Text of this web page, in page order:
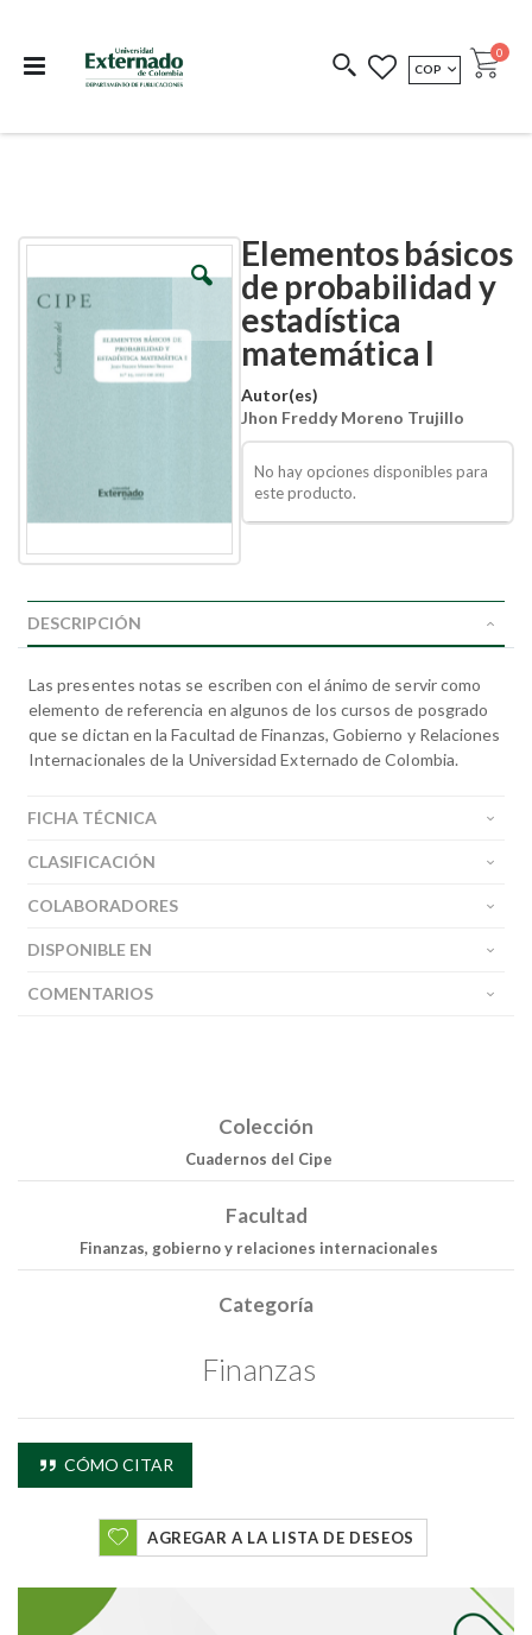
COEDICIONES REDIMIR CÓDIGO
MONEDA
COP Cart
0
Elementos básicos
de probabilidad y
estadística
matemática I
Autor(es)
Jhon Freddy Moreno Trujillo
No hay opciones disponibles para
este producto.
Skip
end
images
Skip
beginning
images
DESCRIPCIÓN
Las presentes notas se escriben con el ánimo de servir como
elemento de referencia en algunos de los cursos de posgrado
que se dictan en la Facultad de Finanzas, Gobierno y Relaciones
Internacionales de la Universidad Externado de Colombia.
FICHA TÉCNICA
CLASIFICACIÓN
COLABORADORES
DISPONIBLE EN
COMENTARIOS
Colección
Cuadernos del Cipe
Facultad
Finanzas, gobierno y relaciones internacionales
Categoría
Finanzas
CÓMO CITAR
AGREGAR A LA LISTA DE DESEOS